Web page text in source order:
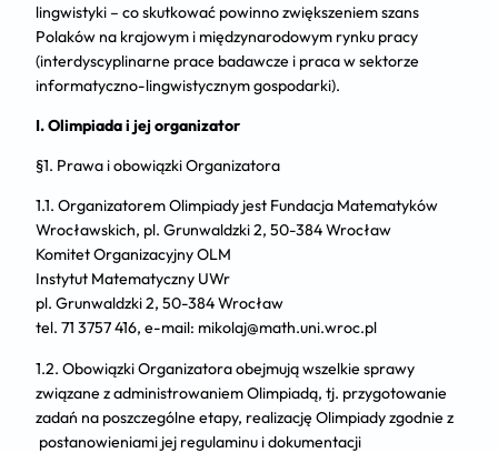
lingwistyki – co skutkować powinno zwiększeniem szans
Polaków na krajowym i międzynarodowym rynku pracy
(interdyscyplinarne prace badawcze i praca w sektorze
informatyczno-lingwistycznym gospodarki).
I. Olimpiada i jej organizator
§1. Prawa i obowiązki Organizatora
1.1. Organizatorem Olimpiady jest Fundacja Matematyków
Wrocławskich, pl. Grunwaldzki 2, 50-384 Wrocław
Komitet Organizacyjny OLM
Instytut Matematyczny UWr
pl. Grunwaldzki 2, 50-384 Wrocław
tel. 71 3757 416, e-mail: mikolaj@math.uni.wroc.pl
1.2. Obowiązki Organizatora obejmują wszelkie sprawy
związane z administrowaniem Olimpiadą, tj. przygotowanie
zadań na poszczególne etapy, realizację Olimpiady zgodnie z
postanowieniami jej regulaminu i dokumentacji